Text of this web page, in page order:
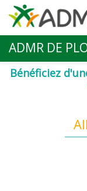
Aller au contenu
ADMR DE
Bénéficiez